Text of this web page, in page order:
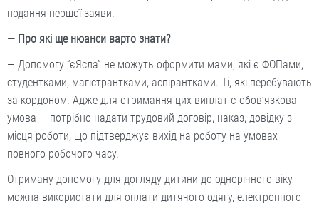
подання першої заяви.
— Про які ще нюанси варто знати?
— Допомогу “єЯсла” не можуть оформити мами, які є ФОПами,
студентками, магістрантками, аспірантками. Ті, які перебувають
за кордоном. Адже для отримання цих виплат є обов’язкова
умова — потрібно надати трудовий договір, наказ, довідку з
місця роботи, що підтверджує вихід на роботу на умовах
повного робочого часу.
Отриману допомогу для догляду дитини до однорічного віку
можна використати для оплати дитячого одягу, електронного